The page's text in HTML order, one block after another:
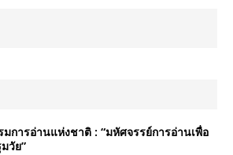
มการอ่านแห่งชาติ : “มหัศจรรย์การอ่านเพื่อ
วัย”